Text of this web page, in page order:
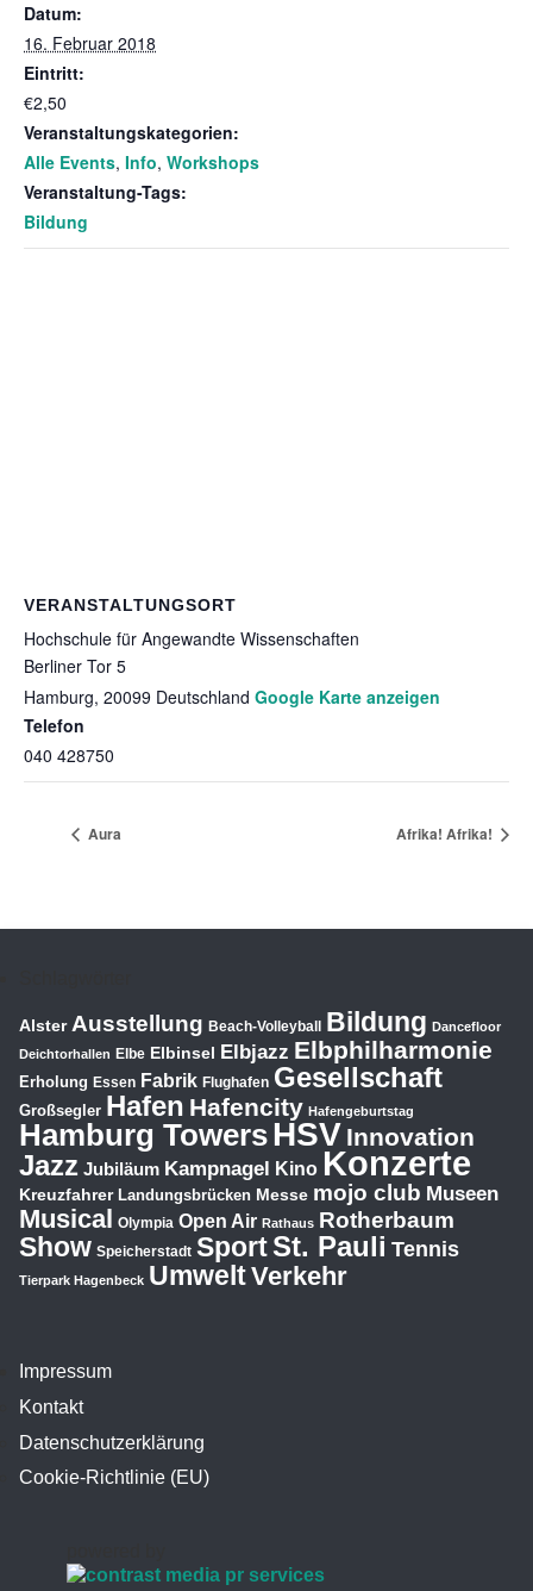
Datum:
16. Februar 2018
Eintritt:
€2,50
Veranstaltungskategorien:
Alle Events, Info, Workshops
Veranstaltung-Tags:
Bildung
VERANSTALTUNGSORT
Hochschule für Angewandte Wissenschaften
Berliner Tor 5
Hamburg, 20099 Deutschland Google Karte anzeigen
Telefon
040 428750
Aura Afrika! Afrika!
Impressum
Kontakt
Datenschutzerklärung
Cookie-Richtlinie (EU)
Alster Ausstellung Beach-Volleyball Bildung Dancefloor
Deichtorhallen Elbe Elbinsel Elbjazz Elbphilharmonie
Erholung Essen Fabrik Flughafen Gesellschaft
Großsegler Hafen Hafencity Hafengeburtstag
Hamburg TowersHSV Innovation
Jazz Jubiläum Kampnagel Kino Konzerte
Kreuzfahrer Landungsbrücken Messe mojo club Museen
Musical Olympia Open Air Rathaus Rotherbaum
Show Speicherstadt SportSt. Pauli Tennis
Tierpark Hagenbeck UmweltVerkehr